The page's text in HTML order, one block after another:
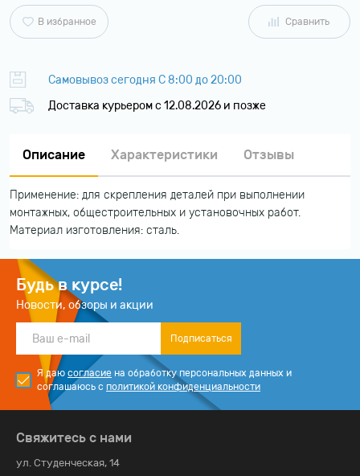
Самовывоз сегодня С 8:00 до 20:00
Доставка курьером c 12.08.2026 и позже
В избранное Сравнить
Описание Характеристики Отзывы
Применение: для скрепления деталей при выполнении
монтажных, общестроительных и установочных работ.
Материал изготовления: сталь.
Будь в курсе!
Новости, обзоры и акции
Подписаться
Я даю согласие на обработку персональных данных и
соглашаюсь с политикой конфиденциальности
Свяжитесь с нами
ул. Студенческая, 14